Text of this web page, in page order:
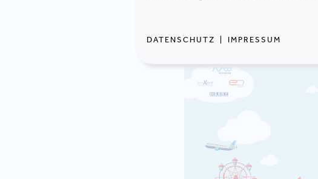
Umsetzung der
DATENSCHUTZ IMPRESSUM